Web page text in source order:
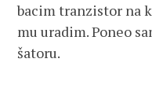
bacim tranzistor na
mu uradim. Poneo
šatoru.